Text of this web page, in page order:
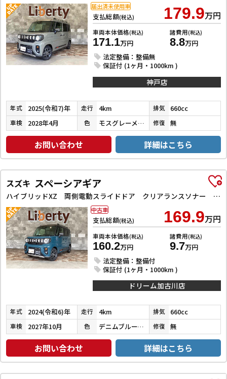
支払総額(税込) 179.9万円
車両本体価格(税込)
171.1万円
諸費用(税込)
8.8万円
法定整備：整備無
保証付 (1ヶ月・1000km )
届出済未使用車
神戸店
年式 2025(令和7)年 走行 4km 排気 660cc
車検 2028年4月 色 モスグレーメタリック 修復 無
お問い合わせ 詳細はこちら
スズキ スペーシアギア
ハイブリッドXZ 両側電動スライドドア クリアランスソナー オートクルーズコントロール レーンアシスト 衝突被害軽減システム LEDヘッドランプ スマートキー アイドリングストップ 電動格納ミラー シートヒーター
支払総額(税込) 169.9万円
車両本体価格(税込)
160.2万円
諸費用(税込)
9.7万円
法定整備：整備付
保証付 (1ヶ月・1000km )
中古車
ドリーム加古川店
年式 2024(令和6)年 走行 4km 排気 660cc
車検 2027年10月 色 デニムブルーメタリック／ミネラルグレーメタリック 修復 無
お問い合わせ 詳細はこちら